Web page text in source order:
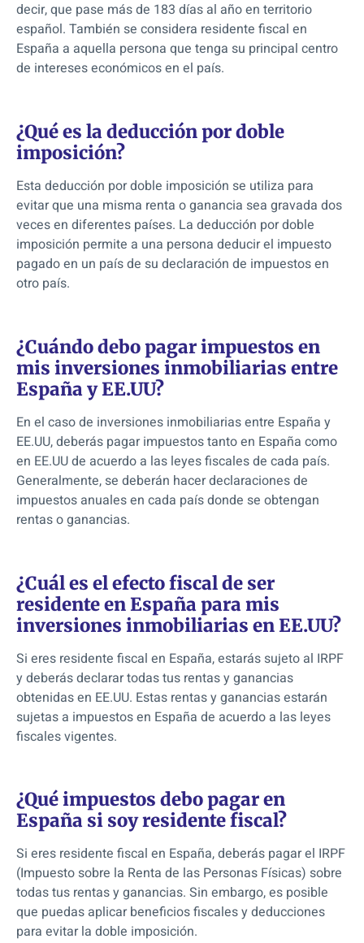
decir, que pase más de 183 días al año en territorio
español. También se considera residente fiscal en
España a aquella persona que tenga su principal centro
de intereses económicos en el país.
¿Qué es la deducción por doble
imposición?
Esta deducción por doble imposición se utiliza para
evitar que una misma renta o ganancia sea gravada dos
veces en diferentes países. La deducción por doble
imposición permite a una persona deducir el impuesto
pagado en un país de su declaración de impuestos en
otro país.
¿Cuándo debo pagar impuestos en
mis inversiones inmobiliarias entre
España y EE.UU?
En el caso de inversiones inmobiliarias entre España y
EE.UU, deberás pagar impuestos tanto en España como
en EE.UU de acuerdo a las leyes fiscales de cada país.
Generalmente, se deberán hacer declaraciones de
impuestos anuales en cada país donde se obtengan
rentas o ganancias.
¿Cuál es el efecto fiscal de ser
residente en España para mis
inversiones inmobiliarias en EE.UU?
Si eres residente fiscal en España, estarás sujeto al IRPF
y deberás declarar todas tus rentas y ganancias
obtenidas en EE.UU. Estas rentas y ganancias estarán
sujetas a impuestos en España de acuerdo a las leyes
fiscales vigentes.
¿Qué impuestos debo pagar en
España si soy residente fiscal?
Si eres residente fiscal en España, deberás pagar el IRPF
(Impuesto sobre la Renta de las Personas Físicas) sobre
todas tus rentas y ganancias. Sin embargo, es posible
que puedas aplicar beneficios fiscales y deducciones
para evitar la doble imposición.